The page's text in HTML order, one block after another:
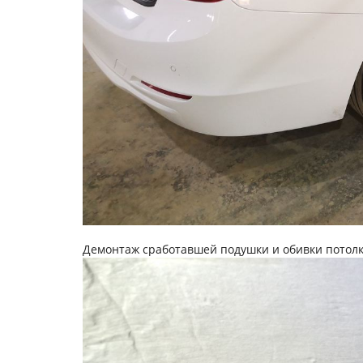
Демонтаж сработавшей подушки и обивки